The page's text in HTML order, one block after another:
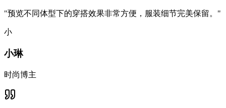
"预览不同体型下的穿搭效果非常方便，服装细节完美保留。 "
小
小琳
时尚博主